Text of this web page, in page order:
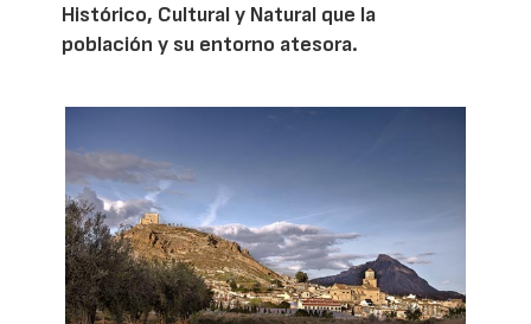
Histórico, Cultural y Natural que la
población y su entorno atesora.